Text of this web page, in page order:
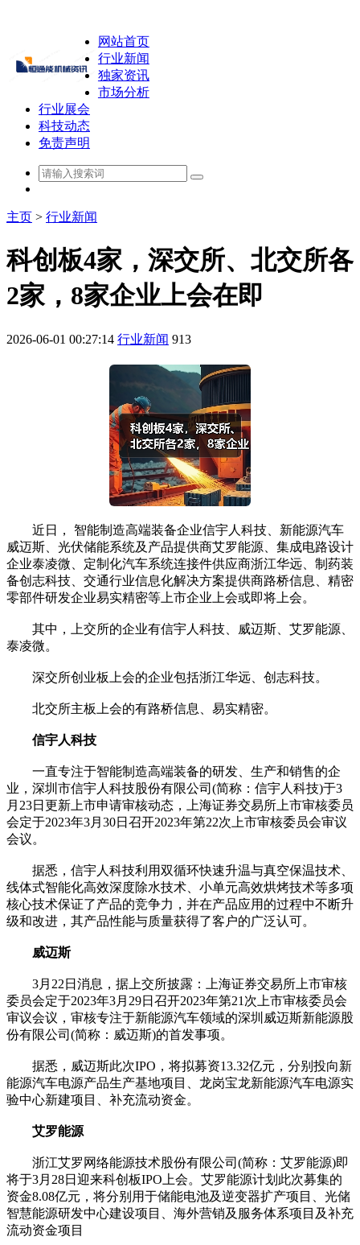
网站首页
行业新闻
独家资讯
市场分析
行业展会
科技动态
免责声明
主页 > 行业新闻
科创板4家，深交所、北交所各
2家，8家企业上会在即
2026-06-01 00:27:14 行业新闻 913
近日， 智能制造高端装备企业信宇人科技、新能源汽车
威迈斯、光伏储能系统及产品提供商艾罗能源、集成电路设计
企业泰凌微、定制化汽车系统连接件供应商浙江华远、制药装
备创志科技、交通行业信息化解决方案提供商路桥信息、精密
零部件研发企业易实精密等上市企业上会或即将上会。
其中，上交所的企业有信宇人科技、威迈斯、艾罗能源、
泰凌微。
深交所创业板上会的企业包括浙江华远、创志科技。
北交所主板上会的有路桥信息、易实精密。
信宇人科技
一直专注于智能制造高端装备的研发、生产和销售的企
业，深圳市信宇人科技股份有限公司(简称：信宇人科技)于3
月23日更新上市申请审核动态，上海证券交易所上市审核委员
会定于2023年3月30日召开2023年第22次上市审核委员会审议
会议。
据悉，信宇人科技利用双循环快速升温与真空保温技术、
线体式智能化高效深度除水技术、小单元高效烘烤技术等多项
核心技术保证了产品的竞争力，并在产品应用的过程中不断升
级和改进，其产品性能与质量获得了客户的广泛认可。
威迈斯
3月22日消息，据上交所披露：上海证券交易所上市审核
委员会定于2023年3月29日召开2023年第21次上市审核委员会
审议会议，审核专注于新能源汽车领域的深圳威迈斯新能源股
份有限公司(简称：威迈斯)的首发事项。
据悉，威迈斯此次IPO，将拟募资13.32亿元，分别投向新
能源汽车电源产品生产基地项目、龙岗宝龙新能源汽车电源实
验中心新建项目、补充流动资金。
艾罗能源
浙江艾罗网络能源技术股份有限公司(简称：艾罗能源)即
将于3月28日迎来科创板IPO上会。艾罗能源计划此次募集的
资金8.08亿元，将分别用于储能电池及逆变器扩产项目、光储
智慧能源研发中心建设项目、海外营销及服务体系项目及补充
流动资金项目